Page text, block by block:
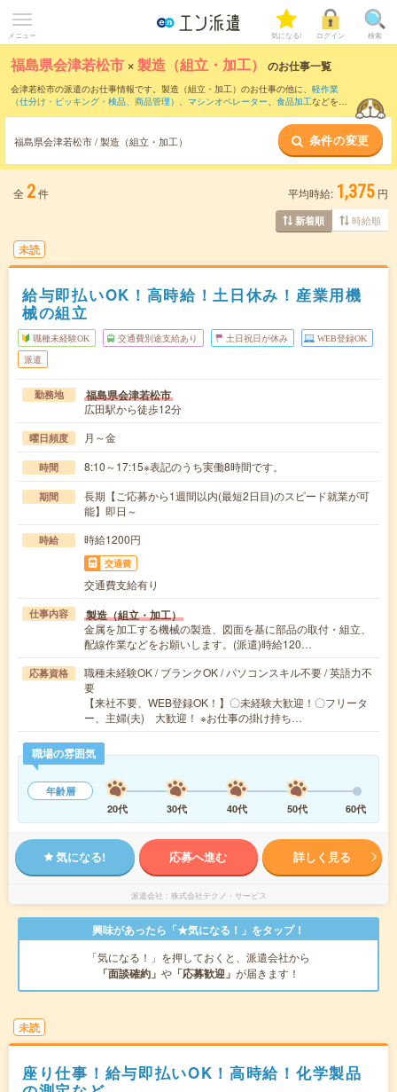
メニュー 気になる! ログイン 検索
福島県会津若松市 ×製造（組立・加工） のお仕事一覧
会津若松市の派遣のお仕事情報です。製造（組立・加工）のお仕事の他に、 軽作業
（仕分け・ピッキング・検品、商品管理） 、 マシンオペレーター、 食品加工などを取
製造（組立・加工）のお仕事とは？とは？
福島県会津若松市 / 製造（組立・加工） 条件の変更
全 2件 平均時給: 1,375 円
新着順 時給順
未読
給与即払いOK！高時給！土日休み！産業用機
械の組立
職種未経験OK 交通費別途支給あり 土日祝日が休み WEB登録OK
派遣
勤務地 福島県会津若松市
広田駅から徒歩12分
曜日頻度 月～金
時間 8:10～17:15※表記のうち実働8時間です。
期間
長期【ご応募から1週間以内(最短2日目)のスピード就業が可
能】即日～
時給 時給1200円
交通費
交通費支給有り
仕事内容 製造（組立・加工）
金属を加工する機械の製造、図面を基に部品の取付・組立、
配線作業などをお願いします。(派遣)時給120…
応募資格
職種未経験OK / ブランクOK / パソコンスキル不要 / 英語力不
要
【来社不要、WEB登録OK！】〇未経験大歓迎！〇フリータ
ー、主婦(夫) 大歓迎！ ※お仕事の掛け持ち…
職場の雰囲気
年齢層
20代
30代 40代 50代 60代
気になる! 応募へ進む 詳しく見る
派遣会社 株式会社テクノ・サービス
興味があったら「★気になる！」をタップ！
「気になる！」を押しておくと、派遣会社から
「面談確約」 や 「応募歓迎」 が届きます！
未読
座り仕事！給与即払いOK！高時給！化学製品